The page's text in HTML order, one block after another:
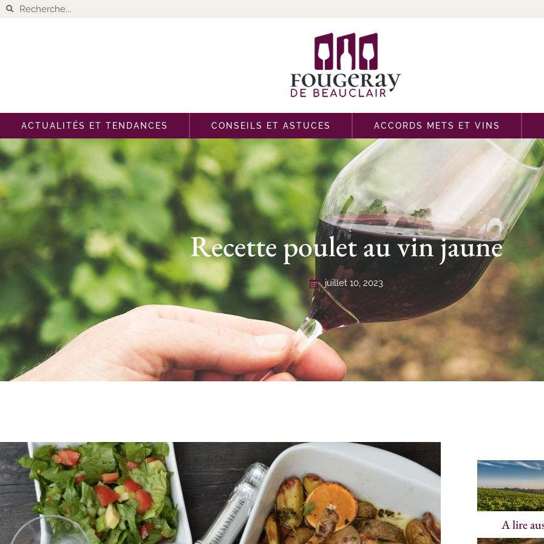
ACTUALITÉS ET TENDANCES CONSEILS ET ASTUCES ACCORDS METS ET VINS
Recette poulet au vin jaune
juillet 10, 2023
A lire